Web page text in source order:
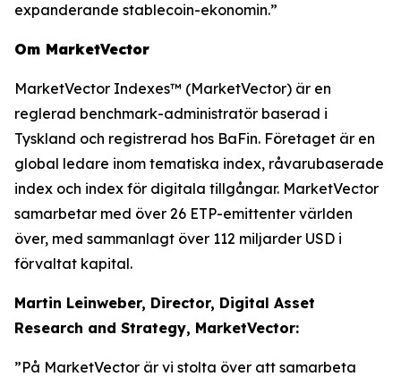
expanderande stablecoin-ekonomin.”
Om MarketVector
MarketVector Indexes™ (MarketVector) är en
reglerad benchmark-administratör baserad i
Tyskland och registrerad hos BaFin. Företaget är en
global ledare inom tematiska index, råvarubaserade
index och index för digitala tillgångar. MarketVector
samarbetar med över 26 ETP-emittenter världen
över, med sammanlagt över 112 miljarder USD i
förvaltat kapital.
Martin Leinweber, Director, Digital Asset
Research and Strategy, MarketVector:
”På MarketVector är vi stolta över att samarbeta